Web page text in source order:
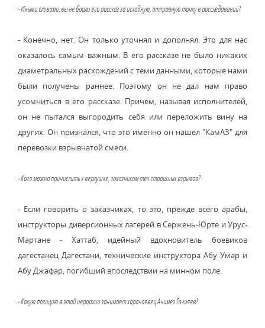
- Иными словами, вы не брали его рассказ за исходную, отправную точку в расследовании?
- Конечно, нет. Он только уточнял и дополнял. Это для нас
оказалось самым важным. В его рассказе не было никаких
диаметральных расхождений с теми данными, которые нами
были получены раннее. Поэтому он не дал нам право
усомниться в его рассказе. Причем, называя исполнителей,
он не пытался выгородить себя или переложить вину на
других. Он признался, что это именно он нашел "КамАЗ" для
перевозки взрывчатой смеси.
- Кого можно причислить к верхушке, заказчикам тех страшных взрывов?
- Если говорить о заказчиках, то это, прежде всего арабы,
инструкторы диверсионных лагерей в Сержень-Юрте и Урус-
Мартане - Хаттаб, идейный вдохновитель боевиков
дагестанец Дагестани, технические инструктора Абу Умар и
Абу Джафар, погибший впоследствии на минном поле.
- Какую позицию в этой иерархии занимает карачаевец Ачимез Гочияев?